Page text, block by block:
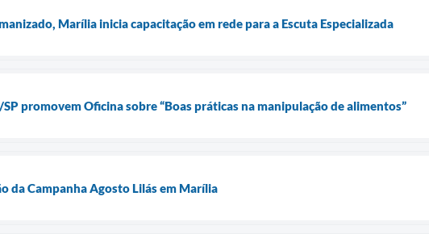
Marília inicia capacitação em rede para a Escuta Especializada
SP promovem Oficina sobre “Boas práticas na manipulação de alimentos”
da Campanha Agosto Lilás em Marília